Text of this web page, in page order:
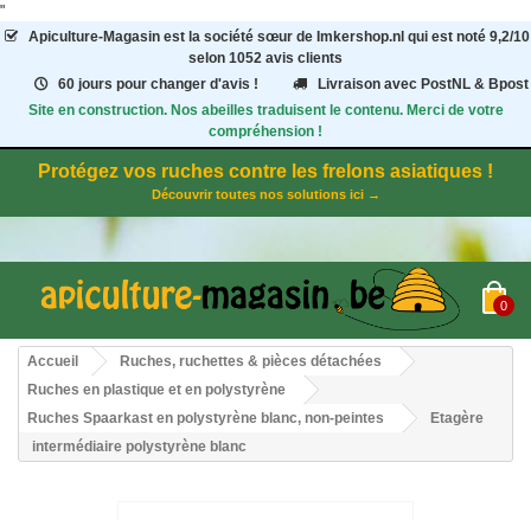
"
Apiculture-Magasinest la société sœur de Imkershop.nl qui est noté 9,2/10
selon 1052 avis clients
60 jours pour changer d'avis !
Livraison avec PostNL & Bpost
Site en construction. Nos abeilles traduisent le contenu. Merci de votre
compréhension !
Protégez vos ruches contre les frelons asiatiques !
Découvrir toutes nos solutions ici →
0
Accueil
Ruches, ruchettes & pièces détachées
Ruches en plastique et en polystyrène
Ruches Spaarkast en polystyrène blanc, non-peintes
Etagère
intermédiaire polystyrène blanc